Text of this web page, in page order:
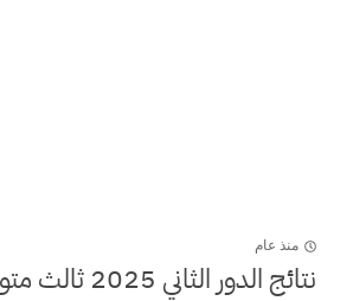
منذ عام
نتائج الدور الثاني 2025 ثالث متوسط الكرخ الثانية